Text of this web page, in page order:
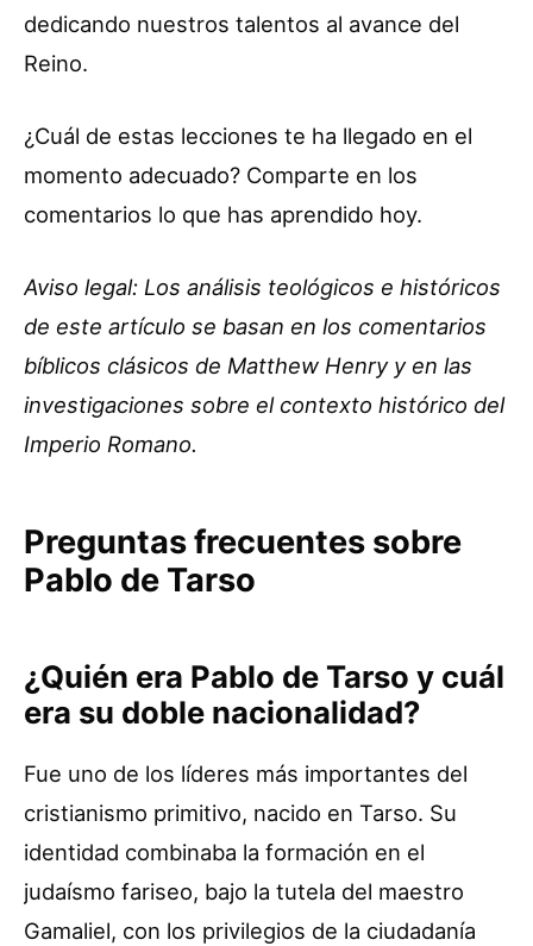
dedicando nuestros talentos al avance del
Reino.
¿Cuál de estas lecciones te ha llegado en el
momento adecuado? Comparte en los
comentarios lo que has aprendido hoy.
Aviso legal: Los análisis teológicos e históricos
de este artículo se basan en los comentarios
bíblicos clásicos de Matthew Henry y en las
investigaciones sobre el contexto histórico del
Imperio Romano.
Preguntas frecuentes sobre
Pablo de Tarso
¿Quién era Pablo de Tarso y cuál
era su doble nacionalidad?
Fue uno de los líderes más importantes del
cristianismo primitivo, nacido en Tarso. Su
identidad combinaba la formación en el
judaísmo fariseo, bajo la tutela del maestro
Gamaliel, con los privilegios de la ciudadanía